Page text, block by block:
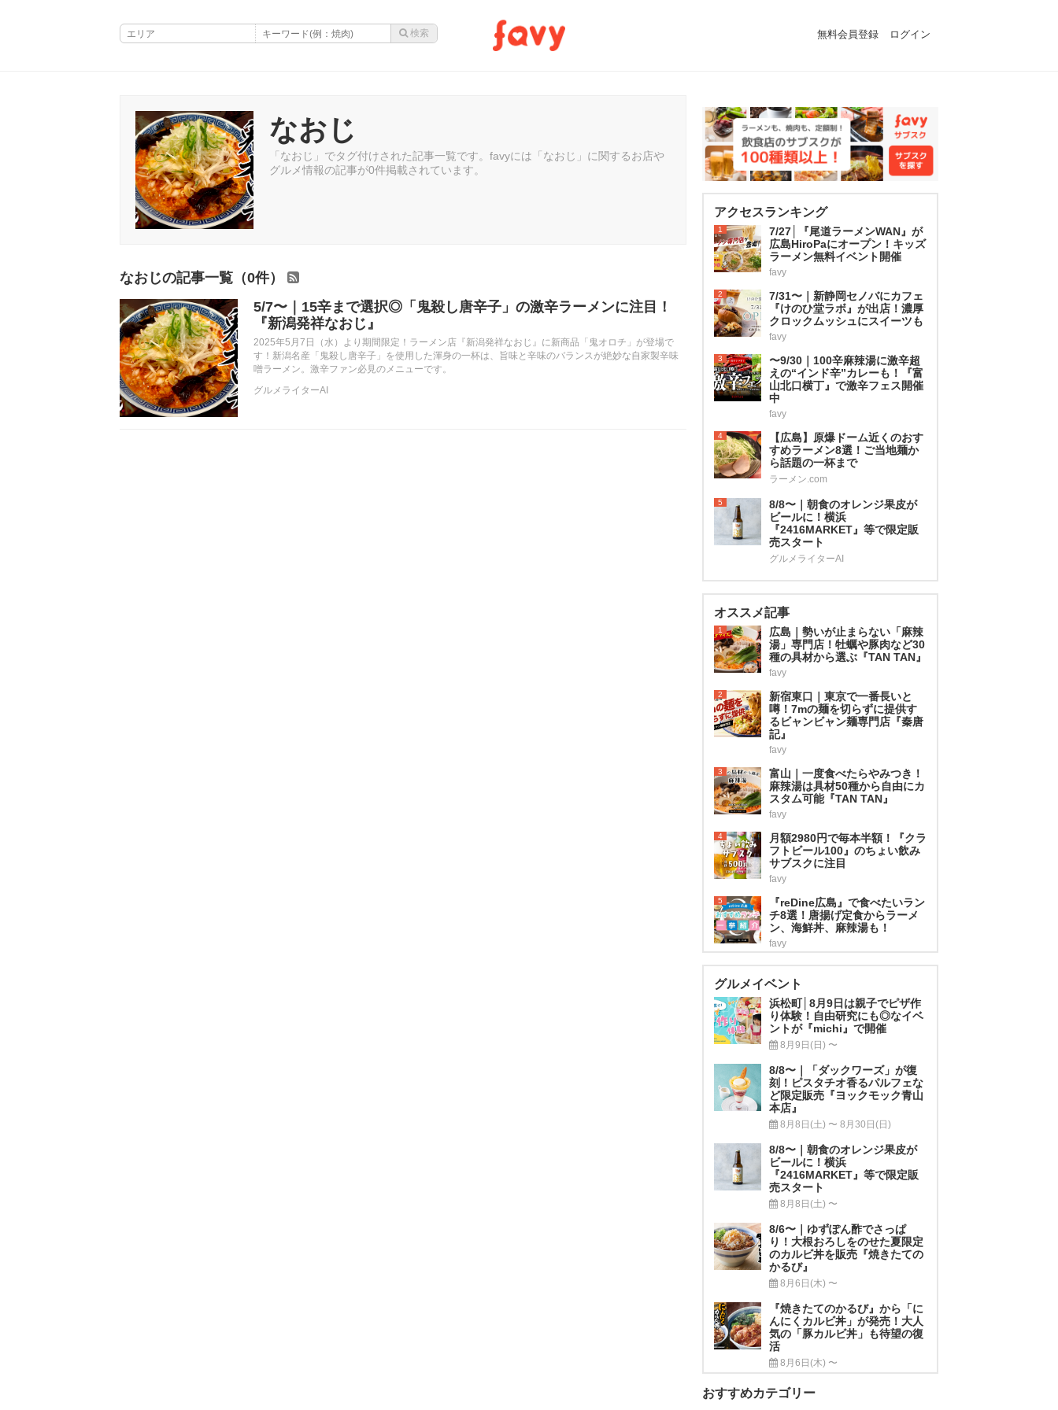
無料会員登録 ログイン
なおじ
「なおじ」でタグ付けされた記事一覧です。favyには「なおじ」に関するお店や
グルメ情報の記事が0件掲載されています。
なおじの記事一覧（0件）
5/7〜｜15辛まで選択◎「鬼殺し唐辛子」の激辛ラーメンに注目！
『新潟発祥なおじ』
2025年5月7日（水）より期間限定！ラーメン店『新潟発祥なおじ』に新商品「鬼オロチ」が登場で
す！新潟名産「鬼殺し唐辛子」を使用した渾身の一杯は、旨味と辛味のバランスが絶妙な自家製辛味
噌ラーメン。激辛ファン必見のメニューです。
グルメライターAI
アクセスランキング
1
7/27│『尾道ラーメンWAN』が
広島HiroPaにオープン！キッズ
ラーメン無料イベント開催
favy
2
7/31〜｜新静岡セノバにカフェ
『けのひ堂ラボ』が出店！濃厚
クロックムッシュにスイーツも
favy
3
〜9/30｜100辛麻辣湯に激辛超
えの“インド辛”カレーも！『富
山北口横丁』で激辛フェス開催
中
favy
4
【広島】原爆ドーム近くのおす
すめラーメン8選！ご当地麺か
ら話題の一杯まで
ラーメン.com
5
8/8〜｜朝食のオレンジ果皮が
ビールに！横浜
『2416MARKET』等で限定販
売スタート
グルメライターAI
オススメ記事
1
広島｜勢いが止まらない「麻辣
湯」専門店！牡蠣や豚肉など30
種の具材から選ぶ『TAN TAN』
favy
2
新宿東口｜東京で一番長いと
噂！7mの麺を切らずに提供す
るビャンビャン麺専門店『秦唐
記』
favy
3
富山｜一度食べたらやみつき！
麻辣湯は具材50種から自由にカ
スタム可能『TAN TAN』
favy
4
月額2980円で毎本半額！『クラ
フトビール100』のちょい飲み
サブスクに注目
favy
5
『reDine広島』で食べたいラン
チ8選！唐揚げ定食からラーメ
ン、海鮮丼、麻辣湯も！
favy
グルメイベント
浜松町│8月9日は親子でピザ作
り体験！自由研究にも◎なイベ
ントが『michi』で開催
8月9日(日) 〜
8/8〜｜「ダックワーズ」が復
刻！ピスタチオ香るパルフェな
ど限定販売『ヨックモック青山
本店』
8月8日(土) 〜 8月30日(日)
8/8〜｜朝食のオレンジ果皮が
ビールに！横浜
『2416MARKET』等で限定販
売スタート
8月8日(土) 〜
8/6〜｜ゆずぽん酢でさっぱ
り！大根おろしをのせた夏限定
のカルビ丼を販売『焼きたての
かるび』
8月6日(木) 〜
『焼きたてのかるび』から「に
んにくカルビ丼」が発売！大人
気の「豚カルビ丼」も待望の復
活
8月6日(木) 〜
おすすめカテゴリー